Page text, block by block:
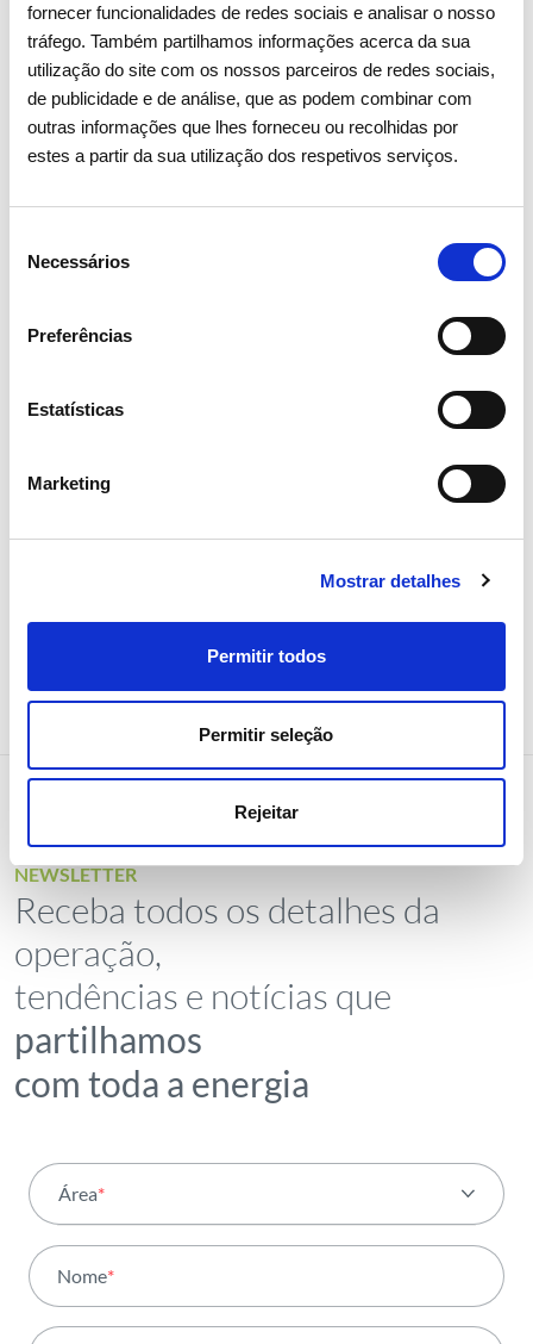
fornecer funcionalidades de redes sociais e analisar o nosso
tráfego. Também partilhamos informações acerca da sua
utilização do site com os nossos parceiros de redes sociais,
de publicidade e de análise, que as podem combinar com
outras informações que lhes forneceu ou recolhidas por
estes a partir da sua utilização dos respetivos serviços.
Necessários
Preferências
Estatísticas
Marketing
Mostrar detalhes
Permitir todos
Permitir seleção
Rejeitar
Assembleia Geral de Acionistas
com larga maioria
Investidores
NEWSLETTER
Receba todos os detalhes da
operação,
tendências e notícias que
partilhamos
com toda a energia
Área*
Atividade
Nome*